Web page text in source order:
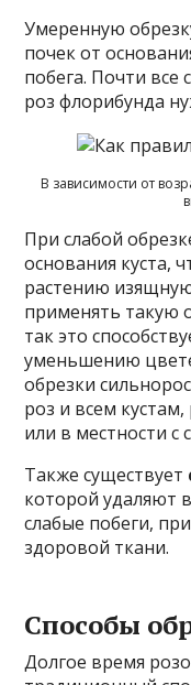
Умеренную
почек от
побега. Почти все
роз флорибунда
В зависимости от
При слабой
основания куста,
растению
применять такую
так это
уменьшению
обрезки
роз и всем
или в местности с
Также существует
которой удаляют
слабые побеги,
здоровой ткани.
Способы
Долгое время